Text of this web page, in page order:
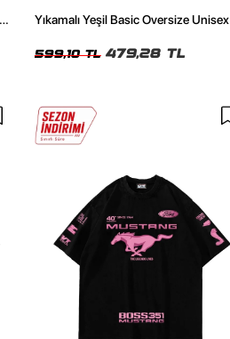
Yıkamalı Yeşil Basic Oversize Unisex
599,10 TL 479,28 TL